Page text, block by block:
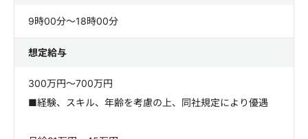
9時00分～18時00分
想定給与
300万円～700万円
■経験、スキル、年齢を考慮の上、同社規定により優遇